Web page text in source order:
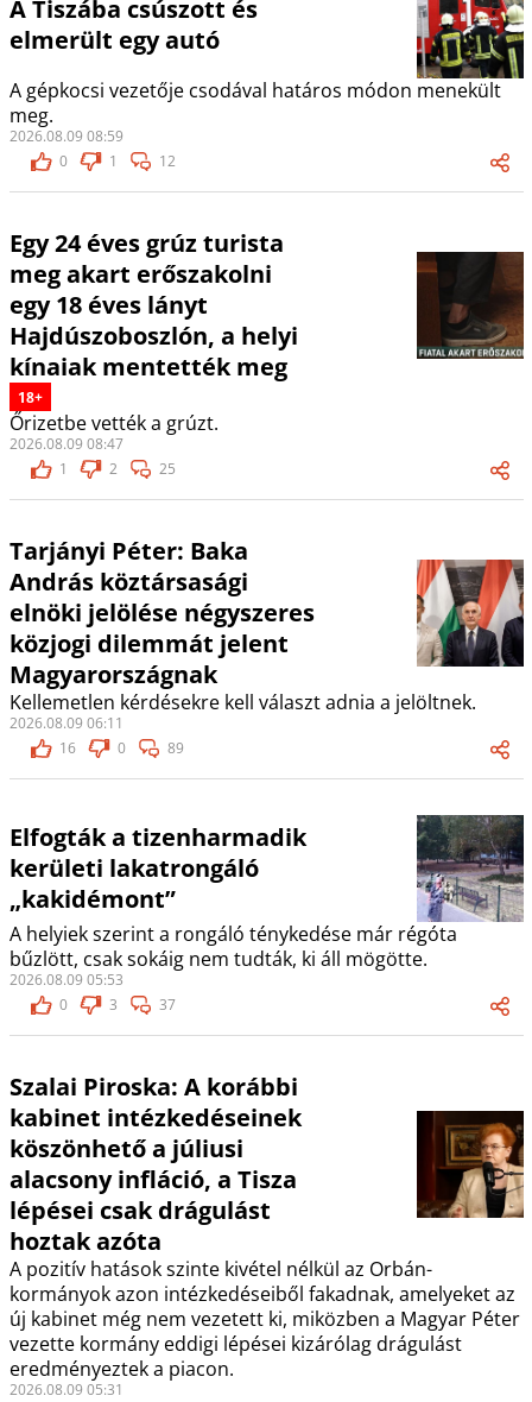
A Tiszába csúszott és
elmerült egy autó
A gépkocsi vezetője csodával határos módon menekült
meg.
2026.08.09 08:59
0
1 12
Egy 24 éves grúz turista
meg akart erőszakolni
egy 18 éves lányt
Hajdúszoboszlón, a helyi
kínaiak mentették meg
18+
Őrizetbe vették a grúzt.
2026.08.09 08:47
1
2 25
Tarjányi Péter: Baka
András köztársasági
elnöki jelölése négyszeres
közjogi dilemmát jelent
Magyarországnak
Kellemetlen kérdésekre kell választ adnia a jelöltnek.
2026.08.09 06:11
16
0 89
Elfogták a tizenharmadik
kerületi lakatrongáló
„kakidémont”
A helyiek szerint a rongáló ténykedése már régóta
bűzlött, csak sokáig nem tudták, ki áll mögötte.
2026.08.09 05:53
0
3 37
Szalai Piroska: A korábbi
kabinet intézkedéseinek
köszönhető a júliusi
alacsony infláció, a Tisza
lépései csak drágulást
hoztak azóta
A pozitív hatások szinte kivétel nélkül az Orbán-
kormányok azon intézkedéseiből fakadnak, amelyeket az
új kabinet még nem vezetett ki, miközben a Magyar Péter
vezette kormány eddigi lépései kizárólag drágulást
eredményeztek a piacon.
2026.08.09 05:31